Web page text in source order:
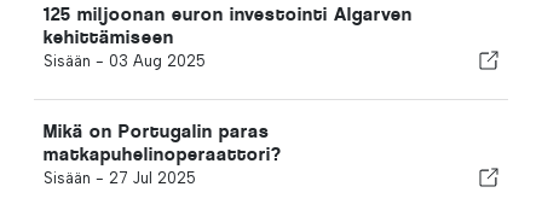
125 miljoonan euron investointi Algarven
kehittämiseen
Sisään - 03 Aug 2025
Mikä on Portugalin paras
matkapuhelinoperaattori?
Sisään - 27 Jul 2025